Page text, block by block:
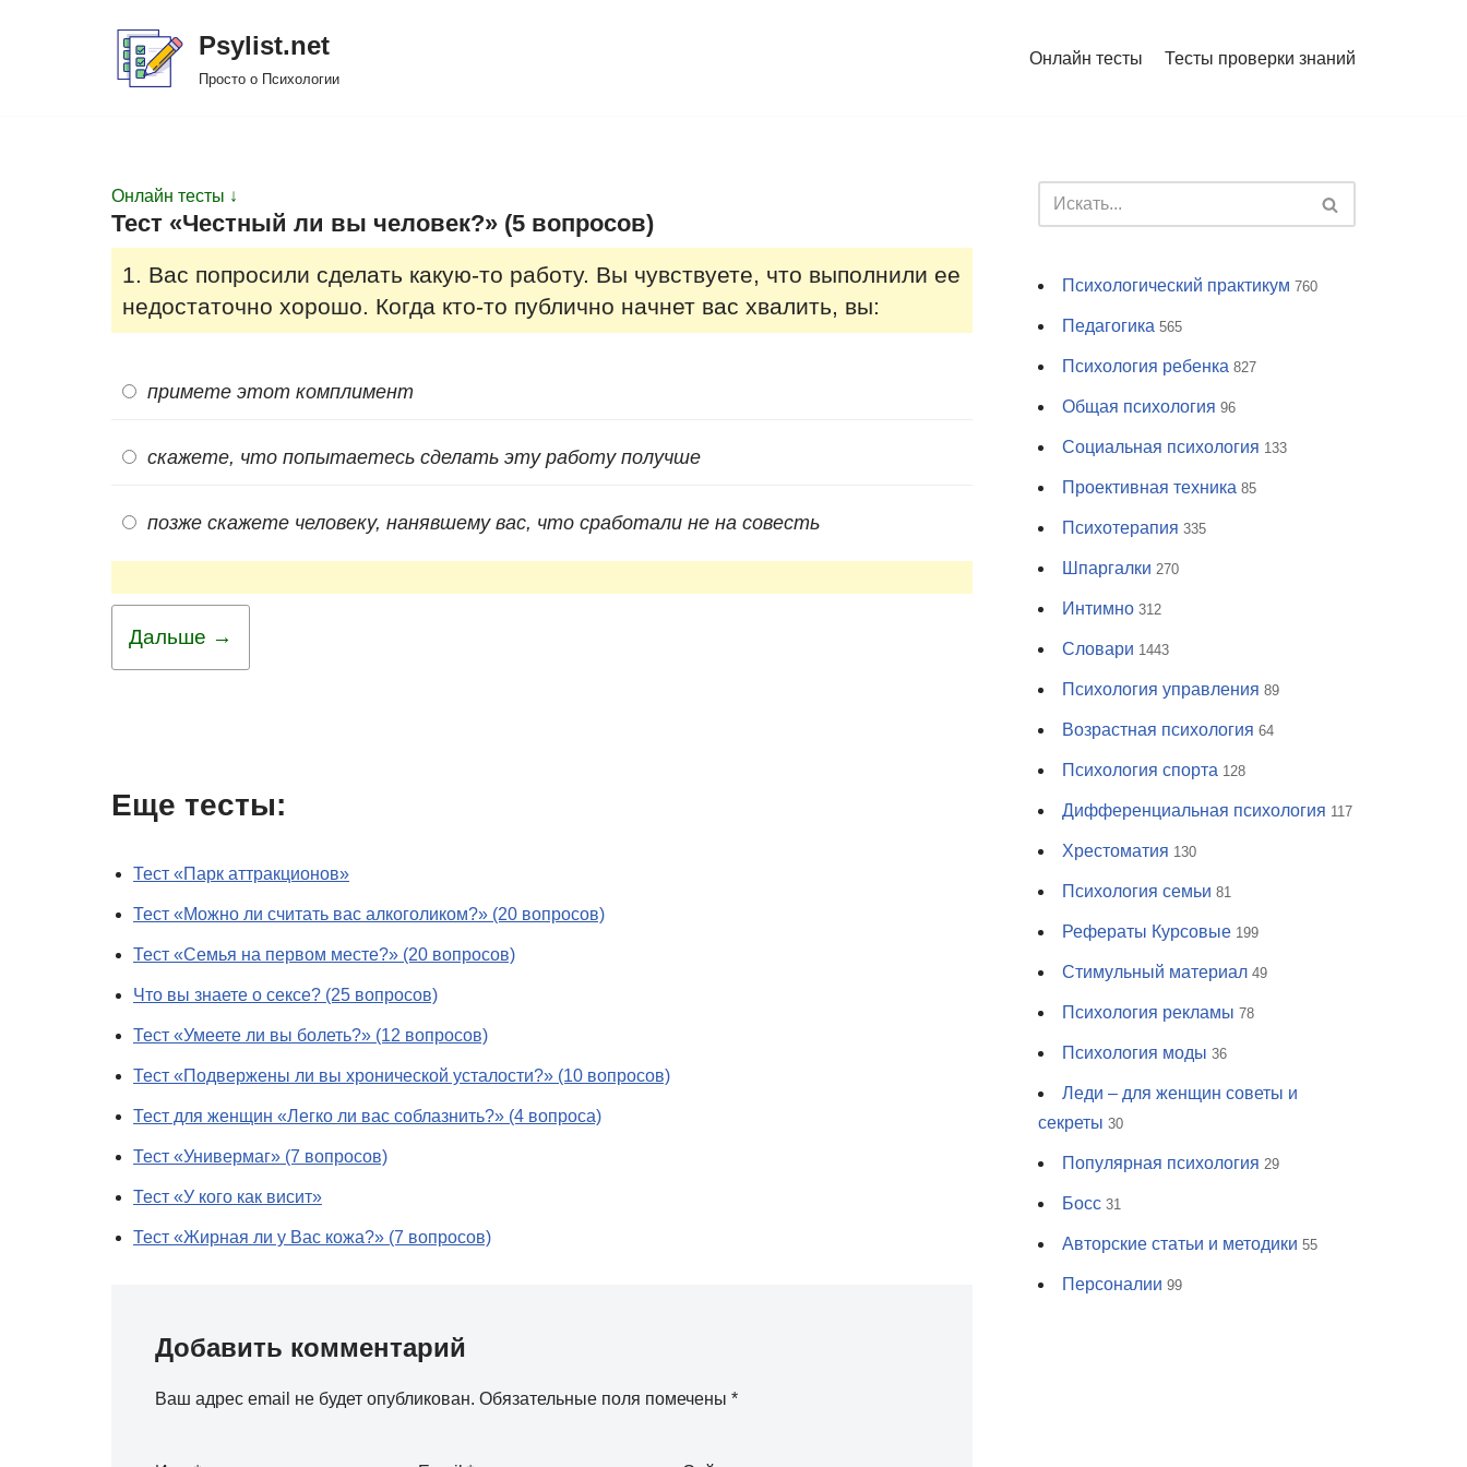
Psylist.net
Просто о Психологии
Онлайн тесты Тесты проверки знаний
Онлайн тесты ↓
Тест «Честный ли вы человек?» (5 вопросов)
1. Вас попросили сделать какую-то работу. Вы чувствуете, что выполнили ее
недостаточно хорошо. Когда кто-то публично начнет вас хвалить, вы:
примете этот комплимент
скажете, что попытаетесь сделать эту работу получше
позже скажете человеку, нанявшему вас, что сработали не на совесть
Дальше →
Еще тесты:
Тест «Парк аттракционов»
Тест «Можно ли считать вас алкоголиком?» (20 вопросов)
Тест «Семья на первом месте?» (20 вопросов)
Что вы знаете о сексе? (25 вопросов)
Тест «Умеете ли вы болеть?» (12 вопросов)
Тест «Подвержены ли вы хронической усталости?» (10 вопросов)
Тест для женщин «Легко ли вас соблазнить?» (4 вопроса)
Тест «Универмаг» (7 вопросов)
Тест «У кого как висит»
Тест «Жирная ли у Вас кожа?» (7 вопросов)
Добавить комментарий
Ваш адрес email не будет опубликован. Обязательные поля помечены *
Психологический практикум 760
Педагогика 565
Психология ребенка 827
Общая психология 96
Социальная психология 133
Проективная техника 85
Психотерапия 335
Шпаргалки 270
Интимно 312
Словари 1443
Психология управления 89
Возрастная психология 64
Психология спорта 128
Дифференциальная психология 117
Хрестоматия 130
Психология семьи 81
Рефераты Курсовые 199
Стимульный материал 49
Психология рекламы 78
Психология моды 36
Леди – для женщин советы и
секреты 30
Популярная психология 29
Босс 31
Авторские статьи и методики 55
Персоналии 99